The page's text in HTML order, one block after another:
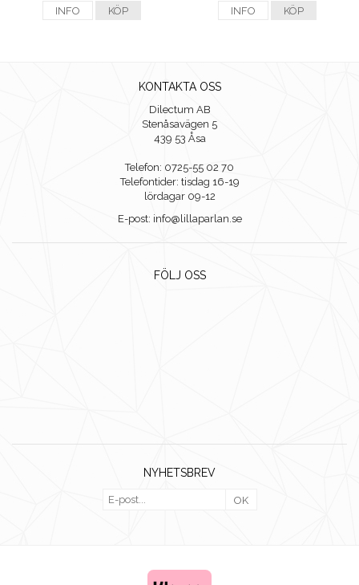
INFO KÖP INFO KÖP
KONTAKTA OSS
Dilectum AB
Stenåsavägen 5
439 53 Åsa
Telefon: 0725-55 02 70
Telefontider: tisdag 16-19
lördagar 09-12
E-post: info@lillaparlan.se
FÖLJ OSS
NYHETSBREV
OK